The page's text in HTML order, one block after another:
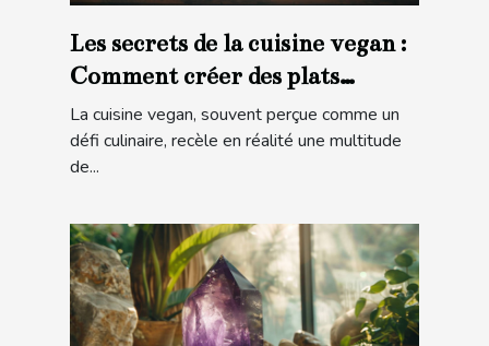
Les secrets de la cuisine vegan :
Comment créer des plats
savoureux sans produits
animaux
La cuisine vegan, souvent perçue comme un
défi culinaire, recèle en réalité une multitude
de...